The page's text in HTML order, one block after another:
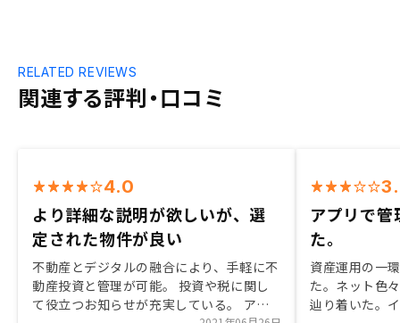
関連する評判・口コミ
RELATED REVIEWS
4.0
より詳細な説明が欲しいが、選
定された物件が良い
不動産とデジタルの融合により、手軽に不
動産投資と管理が可能。 投資や税に関し
て役立つお知らせが充実している。 アプ
アプリで
た。
資産運用の一
た。ネット色
辿り着いた。